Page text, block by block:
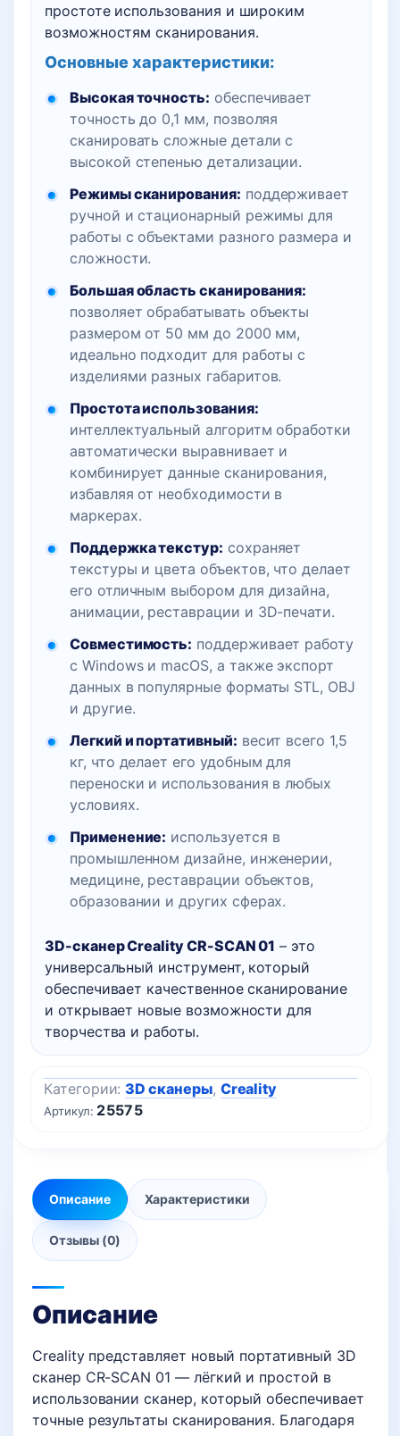
простоте использования и широким
возможностям сканирования.
Основные характеристики:
Высокая точность: обеспечивает
точность до 0,1 мм, позволяя
сканировать сложные детали с
высокой степенью детализации.
Режимы сканирования: поддерживает
ручной и стационарный режимы для
работы с объектами разного размера и
сложности.
Большая область сканирования:
позволяет обрабатывать объекты
размером от 50 мм до 2000 мм,
идеально подходит для работы с
изделиями разных габаритов.
Простота использования:
интеллектуальный алгоритм обработки
автоматически выравнивает и
комбинирует данные сканирования,
избавляя от необходимости в
маркерах.
Поддержка текстур: сохраняет
текстуры и цвета объектов, что делает
его отличным выбором для дизайна,
анимации, реставрации и 3D-печати.
Совместимость: поддерживает работу
с Windows и macOS, а также экспорт
данных в популярные форматы STL, OBJ
и другие.
Легкий и портативный: весит всего 1,5
кг, что делает его удобным для
переноски и использования в любых
условиях.
Применение: используется в
промышленном дизайне, инженерии,
медицине, реставрации объектов,
образовании и других сферах.
3D-сканер Creality CR-SCAN 01 – это
универсальный инструмент, который
обеспечивает качественное сканирование
и открывает новые возможности для
творчества и работы.
сканер
Артикул: 25575
Категории: 3D сканеры, Creality
Описание Характеристики
Отзывы (0)
Описание
Creality представляет новый портативный 3D
сканер CR-SCAN 01 — лёгкий и простой в
использовании сканер, который обеспечивает
точные результаты сканирования. Благодаря